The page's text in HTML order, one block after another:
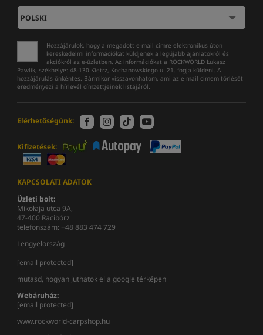
Hozzájárulok, hogy a megadott e-mail címre elektronikus úton
kereskedelmi információkat küldjenek a legújabb ajánlatokról és
akciókról az e-üzletben. Az információkat a ROCKWORLD Łukasz
Pawlik, székhelye: 48-130 Kietrz, Kochanowskiego u. 21. fogja küldeni. A
hozzájárulás önkéntes. Bármikor visszavonhatom, ami az e-mail címem törlését
eredményezi a hírlevél címzettjeinek listájáról.
Elérhetőségünk:
Kifizetések:
KAPCSOLATI ADATOK
Üzleti bolt:
Mikołaja utca 9A,
47-400 Racibórz
telefonszám: +48 883 474 729
Lengyelország
[email protected]
mutasd, hogyan juthatok el a google térképen
Webáruház:
[email protected]
www.rockworld-carpshop.hu